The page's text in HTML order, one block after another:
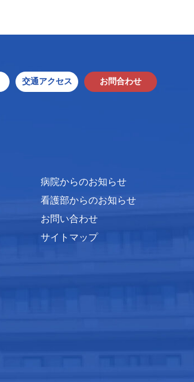
交通アクセス お問合わせ
病院からのお知らせ
看護部からのお知らせ
お問い合わせ
サイトマップ